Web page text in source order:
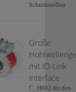
Schnittstellen
Große
mit IO-Link
Interface
C_H802 für den